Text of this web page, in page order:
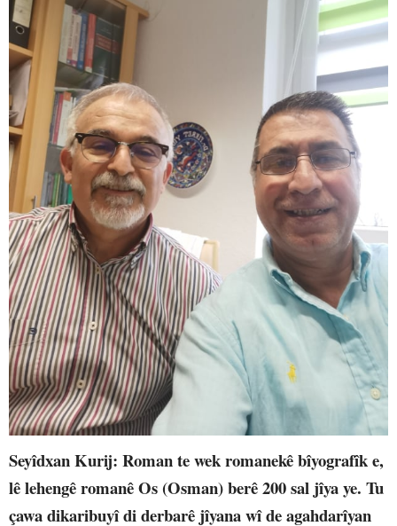
Seyîdxan Kurij: Roman te wek romanekê bîyografîk e,
lê lehengê romanê Os (Osman) berê 200 sal jîya ye. Tu
çawa dikaribuyî di derbarê jîyana wî de agahdarîyan